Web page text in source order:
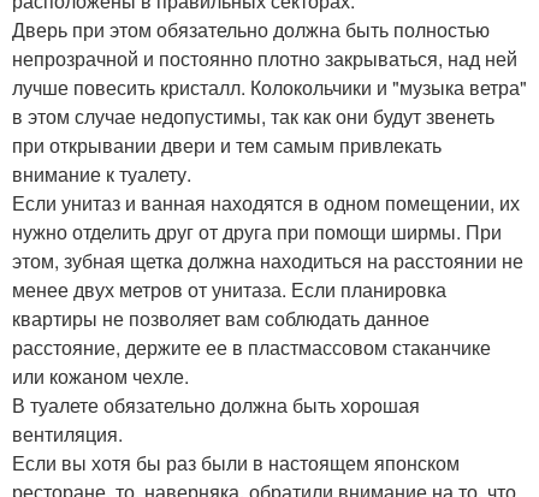
Дверь при этом обязательно должна быть полностью
непрозрачной и постоянно плотно закрываться, над ней
лучше повесить кристалл. Колокольчики и "музыка ветра"
в этом случае недопустимы, так как они будут звенеть
при открывании двери и тем самым привлекать
внимание к туалету.
Если унитаз и ванная находятся в одном помещении, их
нужно отделить друг от друга при помощи ширмы. При
этом, зубная щетка должна находиться на расстоянии не
менее двух метров от унитаза. Если планировка
квартиры не позволяет вам соблюдать данное
расстояние, держите ее в пластмассовом стаканчике
или кожаном чехле.
В туалете обязательно должна быть хорошая
вентиляция.
Если вы хотя бы раз были в настоящем японском
ресторане, то, наверняка, обратили внимание на то, что